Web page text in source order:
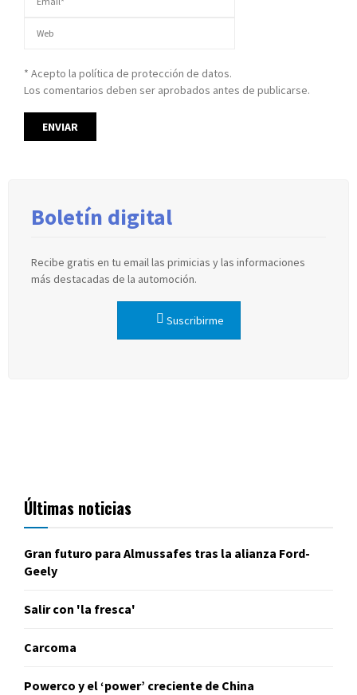
* Acepto la política de protección de datos.
Los comentarios deben ser aprobados antes de publicarse.
Boletín digital
Recibe gratis en tu email las primicias y las informaciones
más destacadas de la automoción.
Suscribirme
Últimas noticias
Gran futuro para Almussafes tras la alianza Ford-
Geely
Salir con 'la fresca'
Carcoma
Powerco y el ‘power’ creciente de China